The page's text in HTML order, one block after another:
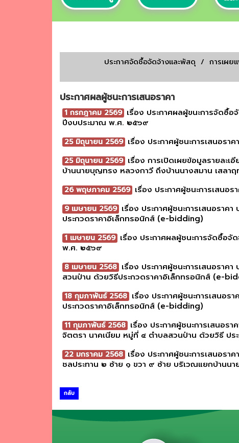
ประกาศจัดชื้อจัดจ้างเเละพัสดุ / การเผย
ประกาศผลผู้ชนะการเสนอราคา
1 กรกฎาคม 2569 เรื่อง ประกาศผลผู้ขนะการจัดซื้
ปีงบประมาณ พ.ศ. ๒๕๖๙
25 มิถุนายน 2569 เรื่อง ประกาศผู้ชนะการเสนอร
25 มิถุนายน 2569 เรื่อง การเปิดเผยข้อมูลรายละ
บ้านนายบุญทรง หลวงกาวี ถึงบ้านนางสมาน เสลาฤ
26 พฤษภาคม 2569 เรื่อง ประกาศผู้ชนะการเสนอ
9 เมษายน 2569 เรื่อง ประกาศผู้ชนะการเสนอรา
ประกวดราคาอิเล็กทรอนิกส์ (e-bidding)
1 เมษายน 2569 เรื่อง ประกาศผลผู้ชนะการจัดซื้อ
พ.ศ. ๒๕๖๙
8 เมษายน 2568 เรื่อง ประกาศผู้ชนะการเสนอรา
สวนป่าน ด้วยวิธีประกวดราคาอิเล็กทรอนิกส์ (e-
18 กุมภาพันธ์ 2568 เรื่อง ประกาศผู้ชนะการเสนอ
ประกวดราคาอิเล็กทรอนิกส์ (e-bidding)
11 กุมภาพันธ์ 2568 เรื่อง ประกาศผู้ชนะการเสนอ
จิตตรา นาคเนียม หมู่ที่ ๔ ตำบลสวนป่าน ด้วยวิธี ป
22 มกราคม 2568 เรื่อง ประกาศผู้ชนะการเสนอร
ชลประทาน ๒ ซ้าย ๑ ขวา ๙ ซ้าย บริเวณแยกบ้านน
กลับ